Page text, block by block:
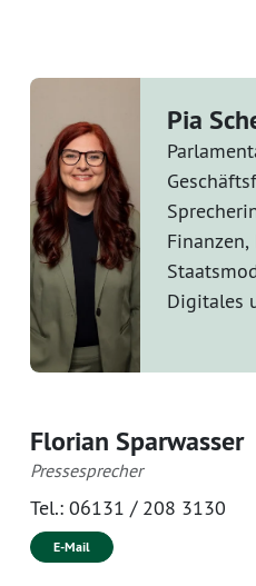
Pia
Digitales
Florian Sparwasser
Pressesprecher
Tel.: 06131 / 208 3130
E-Mail